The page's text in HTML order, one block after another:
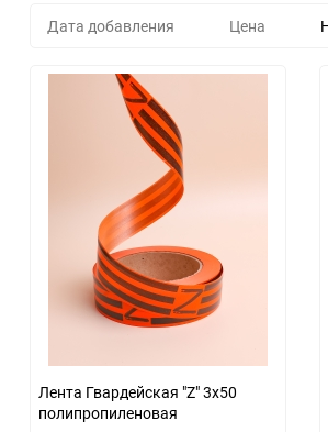
Дата добавления Цена
Лента Гвардейская "Z" 3х50
полипропиленовая